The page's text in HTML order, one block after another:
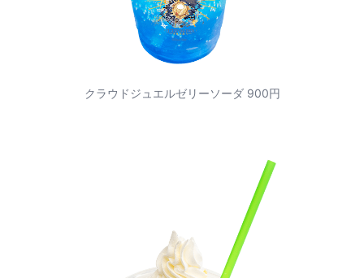
クラウドジュエルゼリーソーダ 900円